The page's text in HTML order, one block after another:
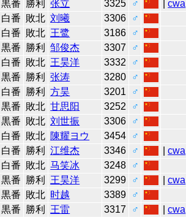
黒番 勝利 张立 3325 ♂ |cwa
白番 敗北 刘曦 3306
♂
白番 敗北 王鹭 3186
♂
黒番 勝利 邹俊杰 3307
♂
白番 敗北 王昊洋 3332
♂
黒番 勝利 张涛 3280
♂
白番 勝利 方昊 3201
♂
黒番 敗北 甘思阳 3252
♂
黒番 敗北 刘世振 3306
♂
白番 敗北 陳耀ヨウ 3454
♂
白番 勝利 江维杰 3346 ♂ |cwa
白番 敗北 马笑冰 3248
♂
黒番 勝利 王昊洋 3299 ♂ |cwa
黒番 敗北 时越 3389
♂
黒番 勝利 王雷 3317 ♂ |cwa